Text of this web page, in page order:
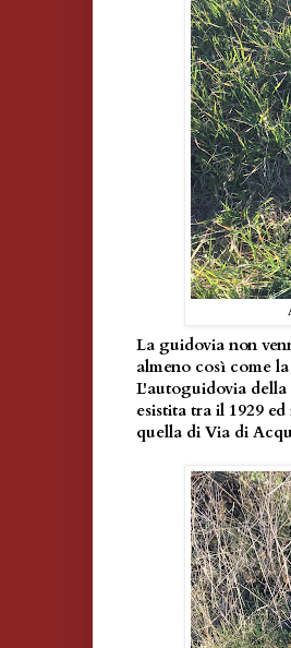
La guidovia non
almeno così come
L'autoguidovia
esistita tra il 1929
quella di Via di